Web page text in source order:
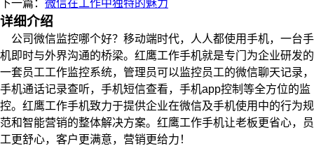
下一篇： 微信在工作中独特的魅力
详细介绍
公司微信监控哪个好？移动端时代，人人都使用手机，一台手
机即时与外界沟通的桥梁。红鹰工作手机就是专门为企业研发的
一套员工工作监控系统，管理员可以监控员工的微信聊天记录，
手机通话记录查听，手机短信查看，手机app控制等全方位的监
控。红鹰工作手机致力于提供企业在微信及手机使用中的行为规
范和智能营销的整体解决方案。红鹰工作手机让老板更省心，员
工更舒心，客户更满意，营销更给力！